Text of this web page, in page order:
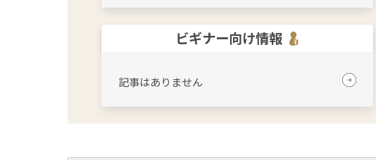
ビギナー向け情報
記事はありません